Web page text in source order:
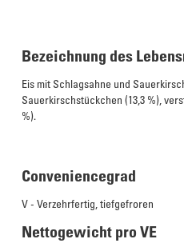
Bezeichnung des
Eis mit Schlagsahne und
Sauerkirschstückchen (13,3 %),
%).
Conveniencegrad
V - Verzehrfertig, tiefgefroren
Nettogewicht pro VE